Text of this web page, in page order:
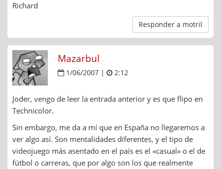
Richard
Responder a motril
Mazarbul
1/06/2007 | 2:12
Joder, vengo de leer la entrada anterior y es que flipo en
Technicolor.
Sin embargo, me da a mí que en España no llegaremos a
ver algo así. Son mentalidades diferentes, y el tipo de
videojuego más asentado en el país es el «casual» o el de
fútbol o carreras, que por algo son los que realmente